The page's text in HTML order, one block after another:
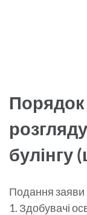
булінгу
Подання заяви
1. Здобувачі